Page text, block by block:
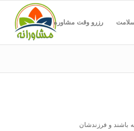
رزرو وقت مشاوره
و فرزندشان